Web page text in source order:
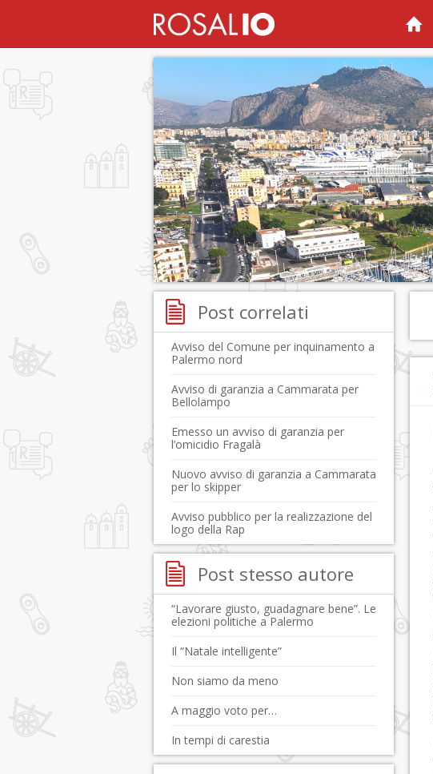
Post correlati
Avviso del Comune per inquinamento a
Palermo nord
Avviso di garanzia a Cammarata per
Bellolampo
Emesso un avviso di garanzia per
l’omicidio Fragalà
Nuovo avviso di garanzia a Cammarata
per lo skipper
Avviso pubblico per la realizzazione del
logo della Rap
Post stesso autore
“Lavorare giusto, guadagnare bene”. Le
elezioni politiche a Palermo
Il “Natale intelligente”
Non siamo da meno
A maggio voto per…
In tempi di carestia